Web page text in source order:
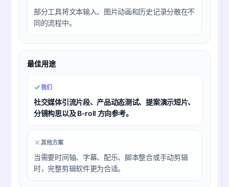
部分工具将文本输入、图片动画和历史记录分散在不
同的流程中。
最佳用途
我们
社交媒体引流片段、产品动态测试、提案演示短片、
分镜构思以及 B-roll 方向参考。
其他方案
当需要时间轴、字幕、配乐、脚本整合或手动剪辑
时，完整剪辑软件更为合适。